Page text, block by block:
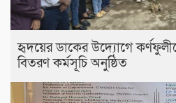
হৃদয়ের ডাকের উদ্যোগে
বিতরণ কর্মসূচি অনুষ্ঠিত